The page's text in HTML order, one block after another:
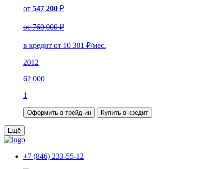
от 547 200 ₽
от 760 000 ₽
в кредит от 10 301 ₽/мес.
2012
62 000
1
Оформить в трейд-ин Купить в кредит
Ещё
+7 (846) 233-55-12